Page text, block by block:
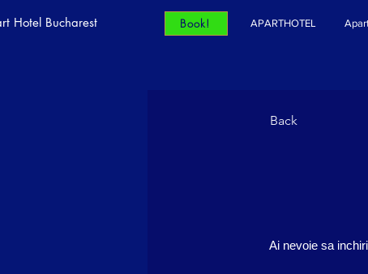
Hotel Bucharest Book! APARTHOTEL
Back
Ai nevoie sa